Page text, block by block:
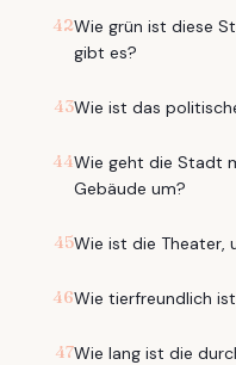
42Wie grün ist diese
gibt es?
43Wie ist das
44Wie geht die Stadt
Gebäude um?
45Wie ist die Theater,
46Wie tierfreundlich
47Wie lang ist die